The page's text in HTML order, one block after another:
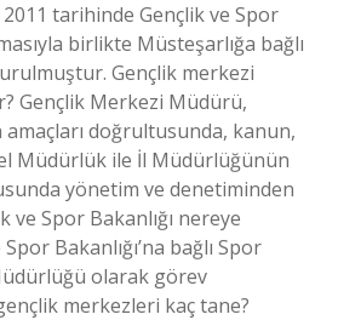
tarihinde Gençlik ve Spor
birlikte Müsteşarlığa bağlı
Gençlik merkezi
Gençlik Merkezi Müdürü,
doğrultusunda, kanun,
Müdürlük ile İl Müdürlüğünün
yönetim ve denetiminden
ve Spor Bakanlığı nereye
Bakanlığı’na bağlı Spor
olarak görev
merkezleri kaç tane?